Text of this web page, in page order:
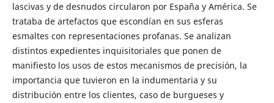
lascivas y de desnudos circularon por España y América. Se
trataba de artefactos que escondían en sus esferas
esmaltes con representaciones profanas. Se analizan
distintos expedientes inquisitoriales que ponen de
manifiesto los usos de estos mecanismos de precisión, la
importancia que tuvieron en la indumentaria y su
distribución entre los clientes, caso de burgueses y